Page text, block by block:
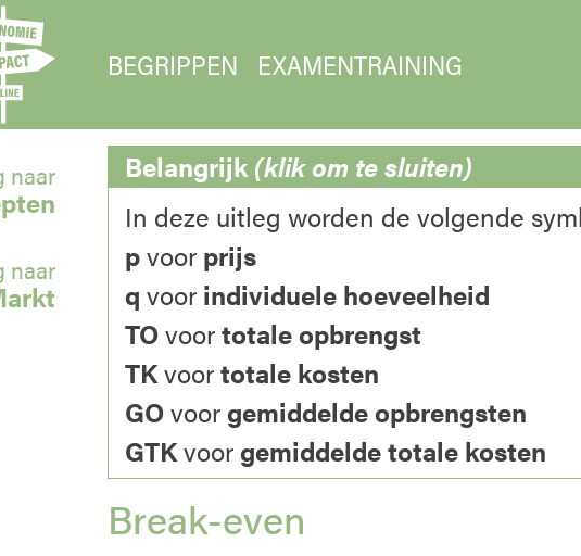
BEGRIPPEN EXAMENTRAINING
naar
naar
Belangrijk(klik om te sluiten)
In deze uitleg worden de volgende
pvoor prijs
q voor individuele hoeveelheid
TOvoortotale opbrengst
TKvoortotale kosten
GOvoorgemiddelde opbrengsten
GTKvoorgemiddelde totale kosten
Break-even